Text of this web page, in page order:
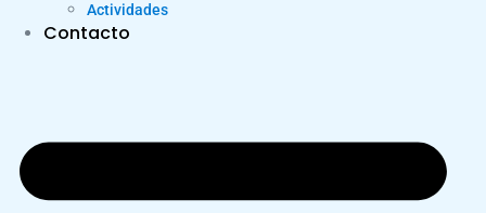
Actividades
Contacto